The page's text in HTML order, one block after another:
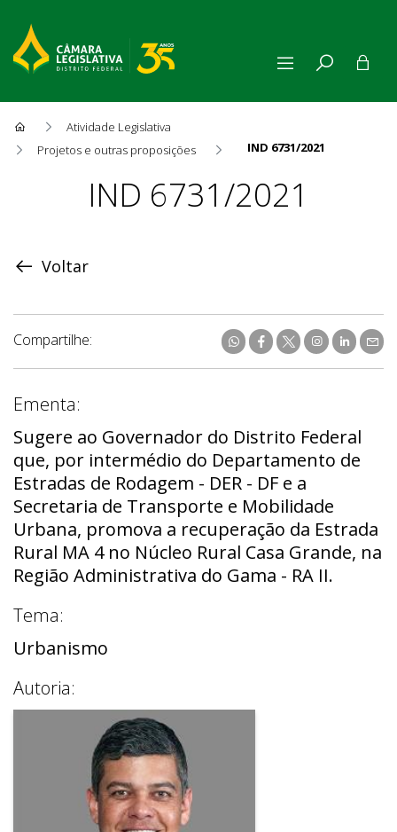
Atividade Legislativa
Projetos e outras proposições
IND 6731/2021
ProposiçãoIND 6731/2021
Voltar
Compartilhe:
Ementa:
Sugere ao Governador do Distrito Federal
que, por intermédio do Departamento de
Estradas de Rodagem - DER - DF e a
Secretaria de Transporte e Mobilidade
Urbana, promova a recuperação da Estrada
Rural MA 4 no Núcleo Rural Casa Grande, na
Região Administrativa do Gama - RA II.
Tema:
Urbanismo
Autoria: